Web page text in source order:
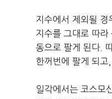
지수에서 제외될
지수를 그대로 따
동으로 팔게 된다.
한꺼번에 팔게 되고
일각에서는 코스모